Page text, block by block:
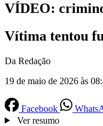
VÍDEO:
Vítima tentou
Da Redação
19 de maio de 2026 às
Facebook
Ver resumo